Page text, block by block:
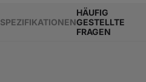
SPEZIFIKATIONEN
HÄUFIG
GESTELLTE
FRAGEN